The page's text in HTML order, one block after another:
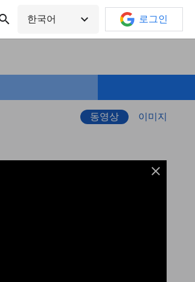
한국어 expand_more 로그인
동영상 이미지
close